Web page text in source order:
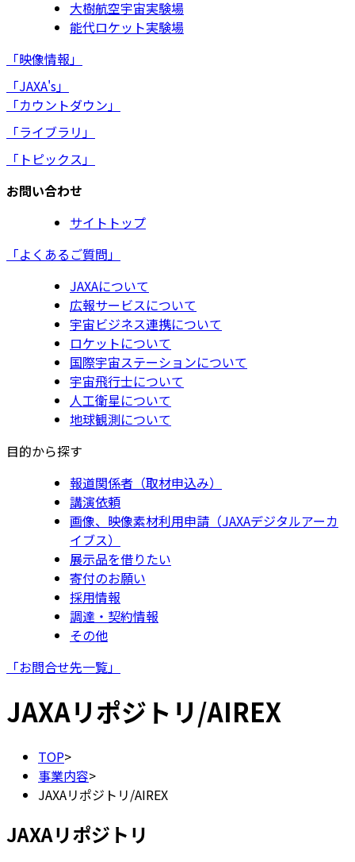
大樹航空宇宙実験場
能代ロケット実験場
「映像情報」
「JAXA's」
「カウントダウン」
「ライブラリ」
「トピックス」
お問い合わせ
サイトトップ
「よくあるご質問」
JAXAについて
広報サービスについて
宇宙ビジネス連携について
ロケットについて
国際宇宙ステーションについて
宇宙飛行士について
人工衛星について
地球観測について
目的から探す
報道関係者（取材申込み）
講演依頼
画像、映像素材利用申請（JAXAデジタルアーカ
イブス）
展示品を借りたい
寄付のお願い
採用情報
調達・契約情報
その他
「お問合せ先一覧」
JAXAリポジトリ/AIREX
TOP>
事業内容>
JAXAリポジトリ/AIREX
JAXAリポジトリ